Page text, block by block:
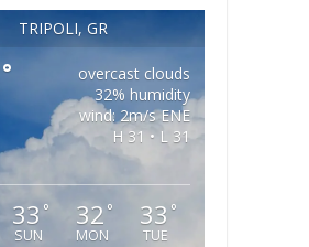
TRIPOLI, GR
°
overcast clouds
32% humidity
wind: 2m/s ENE
H 31 • L 31
33 °
SUN
32 °
MON
33 °
TUE